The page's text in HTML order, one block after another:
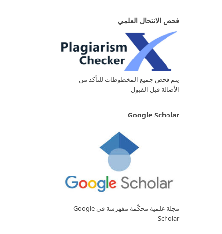
فحص الانتحال العلمي
يتم فحص جميع المخطوطات للتأكد من
الأصالة قبل القبول
Google Scholar
مجلة علمية محكّمة مفهرسة في Google
Scholar